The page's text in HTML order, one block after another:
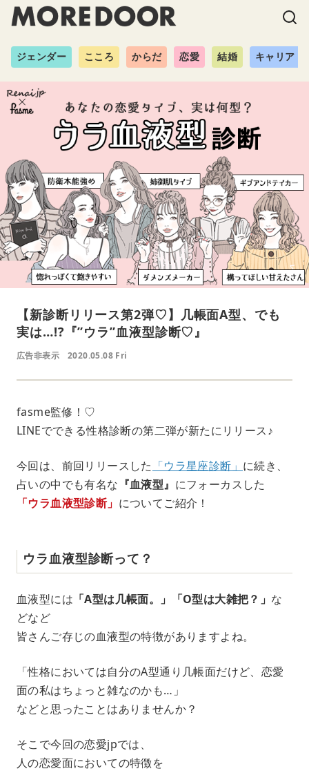
ジェンダー こころ からだ 恋愛 結婚 キャリア
【新診断リリース第2弾♡】几帳面A型、でも
実は…!?『”ウラ”血液型診断♡』
広告非表示 2020.05.08 Fri
fasme監修！♡
LINEでできる性格診断の第二弾が新たにリリース♪
今回は、前回リリースした 「ウラ星座診断」 に続き、
占いの中でも有名な 『血液型』 にフォーカスした
「ウラ血液型診断」 についてご紹介！
ウラ血液型診断って？
血液型には 「A型は几帳面。」「O型は大雑把？」 な
どなど
皆さんご存じの血液型の特徴がありますよね。
「性格においては自分のA型通り几帳面だけど、恋愛
面の私はちょっと雑なのかも…」
などと思ったことはありませんか？
そこで今回の恋愛jpでは、
人の恋愛面においての特徴を